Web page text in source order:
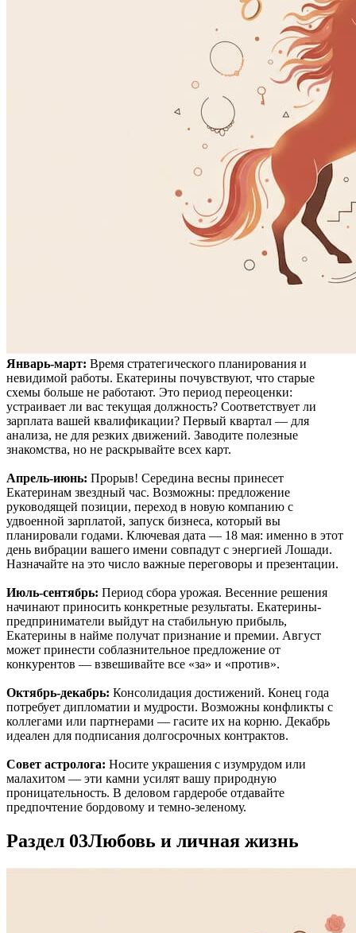
Январь-март: Время стратегического планирования и
невидимой работы. Екатерины почувствуют, что старые
схемы больше не работают. Это период переоценки:
устраивает ли вас текущая должность? Соответствует ли
зарплата вашей квалификации? Первый квартал — для
анализа, не для резких движений. Заводите полезные
знакомства, но не раскрывайте всех карт.
Апрель-июнь: Прорыв! Середина весны принесет
Екатеринам звездный час. Возможны: предложение
руководящей позиции, переход в новую компанию с
удвоенной зарплатой, запуск бизнеса, который вы
планировали годами. Ключевая дата — 18 мая: именно в этот
день вибрации вашего имени совпадут с энергией Лошади.
Назначайте на это число важные переговоры и презентации.
Июль-сентябрь: Период сбора урожая. Весенние решения
начинают приносить конкретные результаты. Екатерины-
предприниматели выйдут на стабильную прибыль,
Екатерины в найме получат признание и премии. Август
может принести соблазнительное предложение от
конкурентов — взвешивайте все «за» и «против».
Октябрь-декабрь: Консолидация достижений. Конец года
потребует дипломатии и мудрости. Возможны конфликты с
коллегами или партнерами — гасите их на корню. Декабрь
идеален для подписания долгосрочных контрактов.
Совет астролога: Носите украшения с изумрудом или
малахитом — эти камни усилят вашу природную
проницательность. В деловом гардеробе отдавайте
предпочтение бордовому и темно-зеленому.
Раздел 03Любовь и личная жизнь